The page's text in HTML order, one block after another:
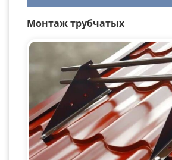
Монтаж трубчатых